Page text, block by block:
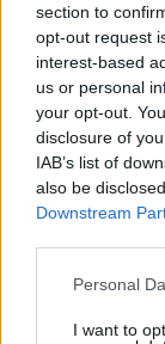
section to
opt-out request
interest-based
us or personal
your opt-out.
disclosure of
IAB’s list of
also be
Downstream
Please note
not limited to
Personal
I want to
Aσφάλιση
επιλέγουμε το
Η επιλογή
εξαρτάται από
οικονομικές
Ενημερωθείτε
19.03.2025, 22:52